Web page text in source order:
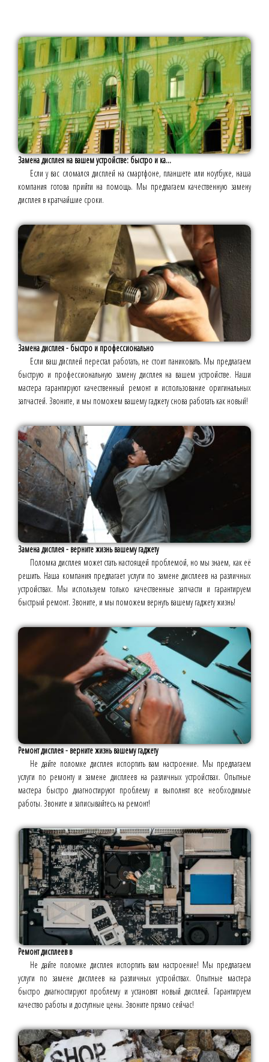
Замена дисплея на вашем устройстве: быстро и ка...
Если у вас сломался дисплей на смартфоне, планшете или ноутбуке, наша
компания готова прийти на помощь. Мы предлагаем качественную замену
дисплея в кратчайшие сроки.
Замена дисплея - быстро и профессионально
Если ваш дисплей перестал работать, не стоит паниковать. Мы предлагаем
быструю и профессиональную замену дисплея на вашем устройстве. Наши
мастера гарантируют качественный ремонт и использование оригинальных
запчастей. Звоните, и мы поможем вашему гаджету снова работать как новый!
Замена дисплея - верните жизнь вашему гаджету
Поломка дисплея может стать настоящей проблемой, но мы знаем, как её
решить. Наша компания предлагает услуги по замене дисплеев на различных
устройствах. Мы используем только качественные запчасти и гарантируем
быстрый ремонт. Звоните, и мы поможем вернуть вашему гаджету жизнь!
Ремонт дисплея - верните жизнь вашему гаджету
Не дайте поломке дисплея испортить вам настроение. Мы предлагаем
услуги по ремонту и замене дисплеев на различных устройствах. Опытные
мастера быстро диагностируют проблему и выполнят все необходимые
работы. Звоните и записывайтесь на ремонт!
Ремонт дисплеев в
Не дайте поломке дисплея испортить вам настроение! Мы предлагаем
услуги по замене дисплеев на различных устройствах. Опытные мастера
быстро диагностируют проблему и установят новый дисплей. Гарантируем
качество работы и доступные цены. Звоните прямо сейчас!